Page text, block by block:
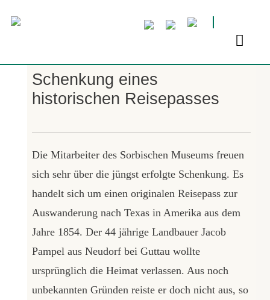
Schenkung eines
historischen Reisepasses
Die Mitarbeiter des Sorbischen Museums freuen
sich sehr über die jüngst erfolgte Schenkung. Es
handelt sich um einen originalen Reisepass zur
Auswanderung nach Texas in Amerika aus dem
Jahre 1854. Der 44 jährige Landbauer Jacob
Pampel aus Neudorf bei Guttau wollte
ursprünglich die Heimat verlassen. Aus noch
unbekannten Gründen reiste er doch nicht aus, so